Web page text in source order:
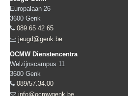
Europalaan 26
3600 Genk
089 65 42 65
jeugd@genk.be
OCMW Dienstencentra
Welzijnscampus 11
3600 Genk
089/57.34.00
info@ocmwgenk.be